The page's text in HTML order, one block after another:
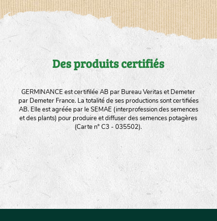
Des produits certifiés
GERMINANCE est certifilée AB par Bureau Veritas et Demeter
par Demeter France. La totalité de ses productions sont certifiées
AB. Elle est agréée par le SEMAE (interprofession des semences
et des plants) pour produire et diffuser des semences potagères
(Carte n° C3 - 035502).